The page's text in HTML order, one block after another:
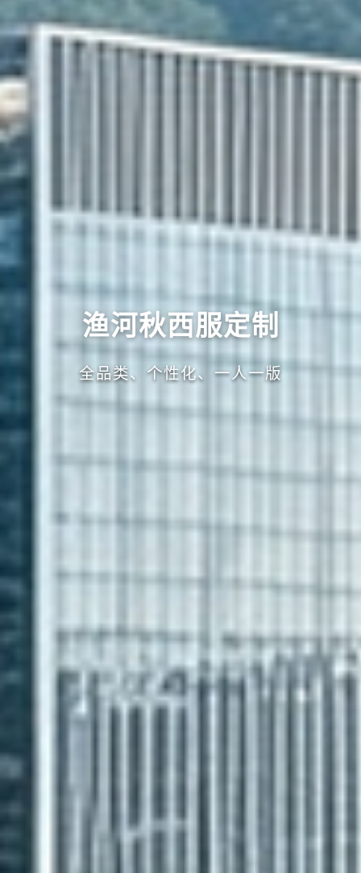
渔河秋西服定制
全品类、个性化、一人一版